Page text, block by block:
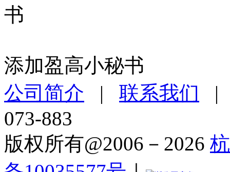
添加盈高小秘书
公司简介 | 联系我们
073-883
版权所有@2006－2026